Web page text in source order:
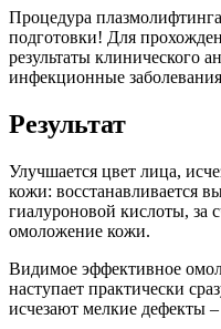
Процедура
подготовки! Для
результаты клинического
инфекционные
Результат
Улучшается цвет лица,
кожи: восстанавливается
гиалуроновой кислоты, за
омоложение кожи.
Видимое эффективное
наступает практически
исчезают мелкие дефекты